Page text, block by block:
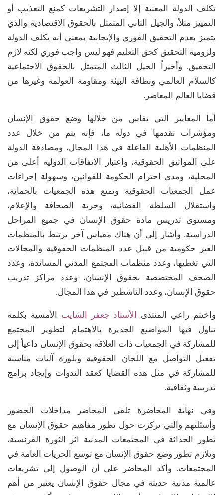
تكلف الدولة المعنية إلا إصدار التشريعات كمنع التعذيب أو
التمييز مثلاً، والجيل الثاني المتمثل بالحقوق الاقتصادية والذي
يتميز بعدم التحقيق الفوري والإيجابية بمعنى أنه يكلف الدولة
ولزومية التحقيق كحق التعليم فهو ليس واجب فوري لكنه لازم
التحقيق. وأخيراً الجيل الثالث المتمثل بالحقوق الاجتماعية
كالسلام العالمي ونظافة البيئة ومقاومة العولمة وغيرها من
قضايا العالم المعاصر.
أما المعايير التي يقاس من خلالها وضع حقوق الإنسان
ومؤشرات تقدمها في دولة ما، فإنه يتم من خلال عدد
المنظمات الأهلية الفاعلة في هذا المجال، ومصادقة الدولة
على المواثيق الحقوقية، واعتبار الاتفاقات الدولية أعلى من
المحلية، ومدى احترام الحكومة للقوانين، وسهولة إجراءات
عمل الجمعيات الحقوقية وتمتع هذه الجمعيات بالحماية،
واستقلال السلطة القضائية، وحرية الصحافة والإعلام،
ومستوى تدريس مادة حقوق الإنسان في جميع المراحل
الدراسية. وأشار إلى أن هناك مقياس آخر يرتبط بالمنظمات
الغير حكومية من قبيل عدد المنظمات الحقوقية والمجالات
التي تغطيها، وعدد منظمات المجتمع المدني المساندة، وعدد
الصحف المختصصة بحقوق الإنسان، وعدد مراكز تدريب
حقوق الإنسان، وعدد الناشطين في هذا المجال.
واختتم راعي المنتدى الأستاذ جعفر الشايب الأمسية بكلمة
تناول فيها المواضيع الجديرة بالاهتمام لتطوير المجتمع
للمشاركة في الجمعيات ذات العلاقة بحقوق الإنسان داعياً إلى
تفعيل التواصل مع اللجان الحقوقية وبلورة آليات مناسبة
للمشاركة في مثل هذه القضايا كعقد الندوات وإيجاد برامج
تدريبية وثقافية.
وفي نهاية المحاضرة تلقى المحاضر مداخلات الحضور
وأسئلتهم والتي تركزت حول تطور مفاهيم حقوق الإنسان مع
تطور الحداثة في المجتمعات المدنية اثر الثورة الفرنسية،
وتلازم تطور وضع حقوق الإنسان مع توسع الحريات العامة في
المجتمعات. وأكد المحاضر على أن الوصول إلى تشريعات
عالمية مدنية حديثة في مجال حقوق الإنسان يعتبر من أهم